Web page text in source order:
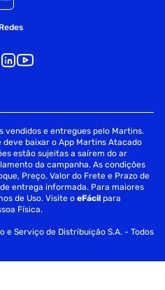
vendidos e entregues pelo Martins.
baixar o App Martins Atacado
estão sujeitas a saírem do ar
da campanha. As condições
Preço, Valor do Frete e Prazo de
entrega informada. Para maiores
de Uso. Visite oeFácil para
Física.
Serviço de Distribuição S.A. - Todos